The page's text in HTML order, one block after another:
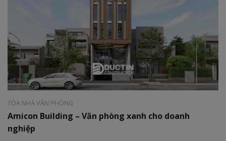
Phong cách:Hiện đại
Diện tích:6x20m
TÒA NHÀ VĂN PHÒNG
Amicon Building – Văn phòng xanh cho doanh
nghiệp